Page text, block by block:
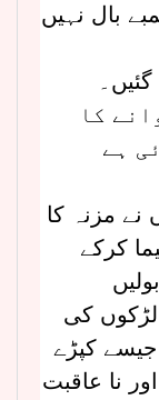
بال نہیں
کا
ہے
مزنہ کا
کرکے
لڑکوں کی
کپڑے
نا عاقبت